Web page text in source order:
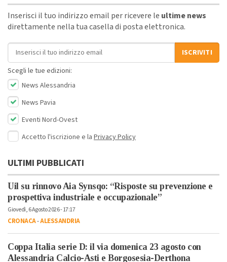
Inserisci il tuo indirizzo email per ricevere le ultime news
direttamente nella tua casella di posta elettronica.
Indirizzo email
ISCRIVITI
Scegli le tue edizioni:
News Alessandria
News Pavia
Eventi Nord-Ovest
Accetto l'iscrizione e la Privacy Policy
ULTIMI PUBBLICATI
Uil su rinnovo Aia Synsqo: “Risposte su prevenzione e
prospettiva industriale e occupazionale”
Giovedì, 6 Agosto 2026 - 17:17
CRONACA-ALESSANDRIA
Coppa Italia serie D: il via domenica 23 agosto con
Alessandria Calcio-Asti e Borgosesia-Derthona